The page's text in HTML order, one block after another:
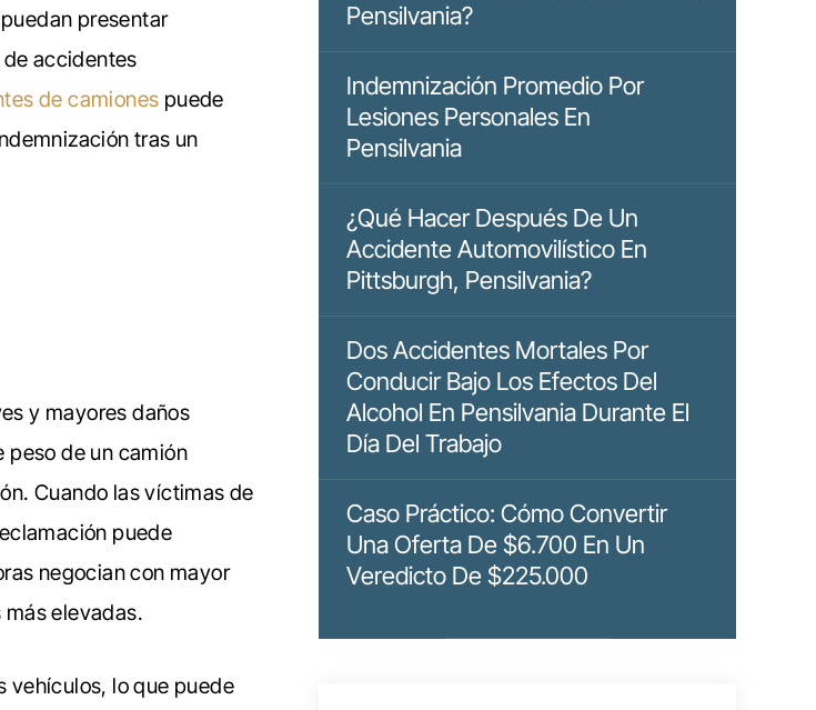
presentar
accidentes
de camiones puede
tras un
y mayores daños
peso de un camión
Cuando las víctimas de
puede
negocian con mayor
elevadas.
vehículos, lo que puede
Pensilvania?
Indemnización Promedio Por
Lesiones Personales En
Pensilvania
¿Qué Hacer Después De Un
Accidente Automovilístico En
Pittsburgh, Pensilvania?
Dos Accidentes Mortales Por
Conducir Bajo Los Efectos Del
Alcohol En Pensilvania Durante El
Día Del Trabajo
Caso Práctico: Cómo Convertir
Una Oferta De $6.700 En Un
Veredicto De $225.000